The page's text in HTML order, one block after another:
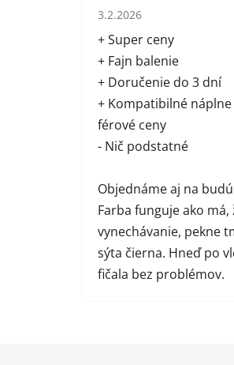
Hodnotenie obchodu
3.2.2026
+ Super ceny
+ Fajn balenie
+ Doručenie do 3 dní
+ Kompatibilné náplne
férové ceny
- Nič podstatné
Objednáme aj na
Farba funguje ako má,
vynechávanie, pekne
sýta čierna. Hneď po
fičala bez problémov.